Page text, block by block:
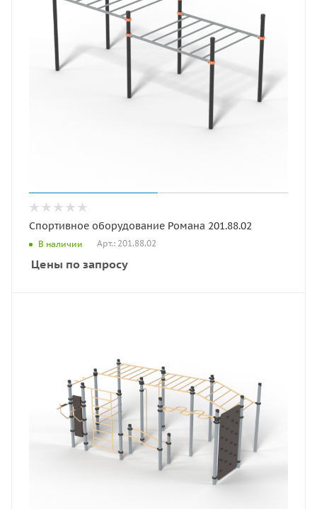
Спортивное оборудование Романа 201.88.02
В наличии Арт.: 201.88.02
Цены по запросу